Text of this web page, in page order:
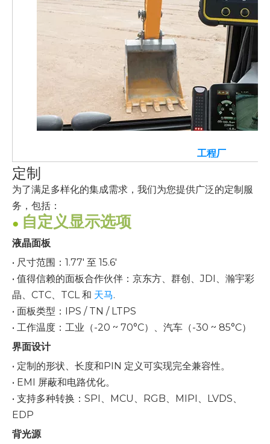
工程厂
定制
为了满足多样化的集成需求，我们为您提供广泛的定制服
务，包括：
● 自定义显示选项
液晶面板
• 尺寸范围：1.77' 至 15.6'
• 值得信赖的面板合作伙伴：京东方、群创、JDI、瀚宇彩
晶、CTC、TCL 和 天马.
• 面板类型：IPS / TN / LTPS
• 工作温度：工业（-20 ~ 70°C）、汽车（-30 ~ 85°C）
界面设计
• 定制的形状、长度和PIN 定义可实现完全兼容性。
• EMI 屏蔽和电路优化。
• 支持多种转换：SPI、MCU、RGB、MIPI、LVDS、
EDP
背光源